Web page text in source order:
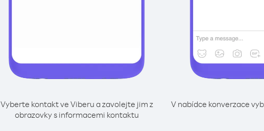
Vyberte kontakt ve Viberu a zavolejte jim z
obrazovky s informacemi kontaktu
V nabídce konverzace